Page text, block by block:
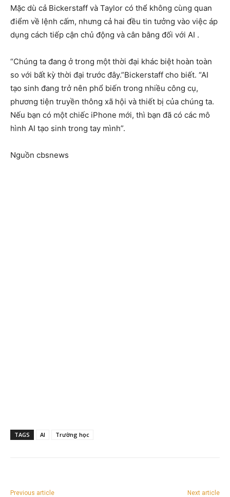
Mặc dù cả Bickerstaff và Taylor có thể không cùng quan
điểm về lệnh cấm, nhưng cả hai đều tin tưởng vào việc áp
dụng cách tiếp cận chủ động và cân bằng đối với AI .
“Chúng ta đang ở trong một thời đại khác biệt hoàn toàn
so với bất kỳ thời đại trước đây.”Bickerstaff cho biết. “AI
tạo sinh đang trở nên phổ biến trong nhiều công cụ,
phương tiện truyền thông xã hội và thiết bị của chúng ta.
Nếu bạn có một chiếc iPhone mới, thì bạn đã có các mô
hình AI tạo sinh trong tay mình”.
Nguồn cbsnews
TAGS AI Trường học
Previous article Next article